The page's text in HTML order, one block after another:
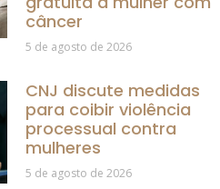
câncer
5 de agosto de 2026
CNJ discute medidas
para coibir violência
processual contra
mulheres
5 de agosto de 2026